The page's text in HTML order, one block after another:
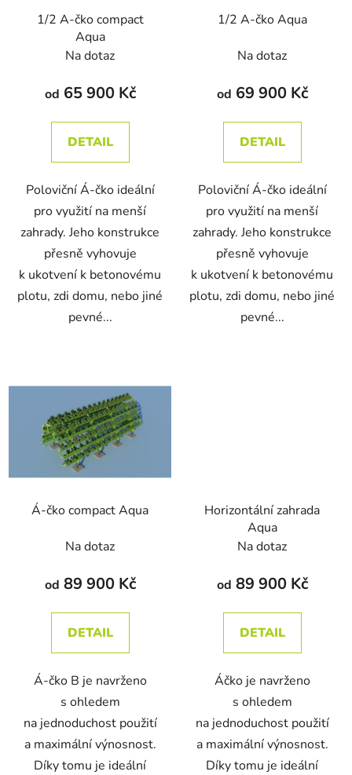
1/2 A-čko compact
Aqua
Na dotaz
od 65 900 Kč
DETAIL
Poloviční Á-čko ideální
pro využití na menší
zahrady. Jeho konstrukce
přesně vyhovuje
k ukotvení k betonovému
plotu, zdi domu, nebo jiné
pevné...
1/2 A-čko Aqua
Na dotaz
od 69 900 Kč
DETAIL
Poloviční Á-čko ideální
pro využití na menší
zahrady. Jeho konstrukce
přesně vyhovuje
k ukotvení k betonovému
plotu, zdi domu, nebo jiné
pevné...
Á-čko compact Aqua
Na dotaz
od 89 900 Kč
DETAIL
Á-čko B je navrženo
s ohledem
na jednoduchost použití
a maximální výnosnost.
Díky tomu je ideální
Horizontální zahrada
Aqua
Na dotaz
od 89 900 Kč
DETAIL
Áčko je navrženo
s ohledem
na jednoduchost použití
a maximální výnosnost.
Díky tomu je ideální